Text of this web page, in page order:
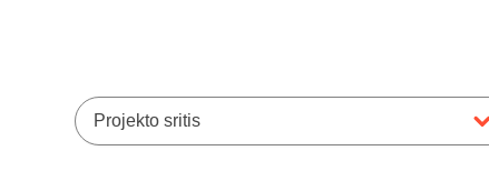
Projekto sritis